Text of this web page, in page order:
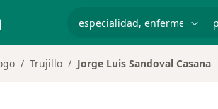
Trujillo Jorge Luis Sandoval Casana